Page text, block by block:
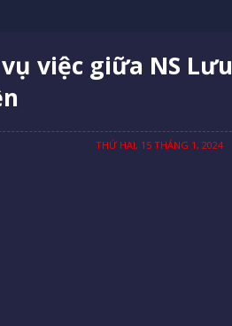
việc giữa NS Lưu
THỨ HAI, 15 THÁNG 1, 2024